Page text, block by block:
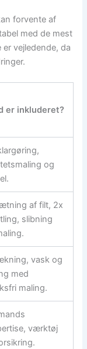
forvente af
med de mest
vejledende, da
er inkluderet?
og
af filt, 2x
slibning
vask og
med
maling.
værktøj